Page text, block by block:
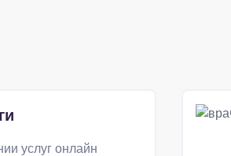
услуг онлайн